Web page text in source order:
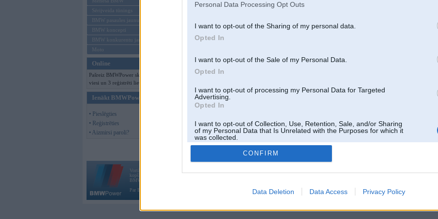
Personal Data Processing Opt Outs
I want to opt-out of the Sharing of my personal data.
Opted In
I want to opt-out of the Sale of my Personal Data.
Opted In
I want to opt-out of processing my Personal Data for Targeted
Advertising.
Opted In
I want to opt-out of Collection, Use, Retention, Sale, and/or Sharing
of my Personal Data that Is Unrelated with the Purposes for which it
was collected.
Opted Out
CONFIRM
Data Deletion Data Access Privacy Policy
Sērijveida tūnings
BMW pasaules jaunumi
BMW koncepti
BMW konkurentu jaunumi
Moto
Online
Pašreiz BMWPower skatās 164
viesi un 3 reģistrēti lietotāji.
Ienākt BMWPower
• Pieslēgties
• Reģistrēties
• Aizmirsi paroli?
Vortāls BMWPower.lv darbojas
kopš 2002. gada 14. maija. Tas nav auto klubs un nav saistīts ar
BMW AG.
Par BMWPower